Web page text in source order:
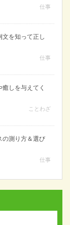
仕事
文を知って正し
仕事
しを与えてく
ことわざ
の測り方＆選び
仕事